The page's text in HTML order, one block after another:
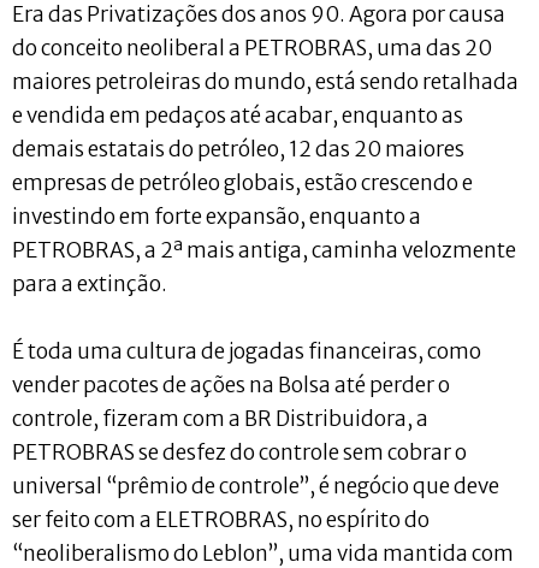
Era das Privatizações dos anos 90. Agora por causa
do conceito neoliberal a PETROBRAS, uma das 20
maiores petroleiras do mundo, está sendo retalhada
e vendida em pedaços até acabar, enquanto as
demais estatais do petróleo, 12 das 20 maiores
empresas de petróleo globais, estão crescendo e
investindo em forte expansão, enquanto a
PETROBRAS, a 2ª mais antiga, caminha velozmente
para a extinção.
É toda uma cultura de jogadas financeiras, como
vender pacotes de ações na Bolsa até perder o
controle, fizeram com a BR Distribuidora, a
PETROBRAS se desfez do controle sem cobrar o
universal “prêmio de controle”, é negócio que deve
ser feito com a ELETROBRAS, no espírito do
“neoliberalismo do Leblon”, uma vida mantida com